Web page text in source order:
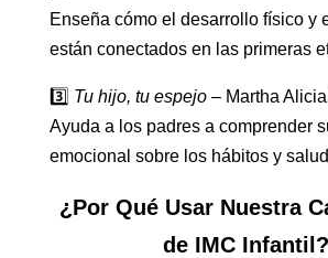
Enseña cómo el desarrollo físico y
están conectados en las primeras
3️⃣ Tu hijo, tu espejo– Martha
Ayuda a los padres a comprender
emocional sobre los hábitos y
¿Por Qué Usar Nuestra
de IMC Infantil?